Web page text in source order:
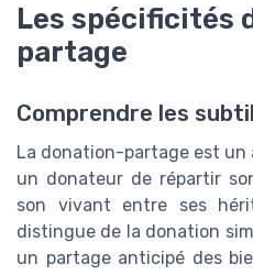
Les spécificités
partage
Comprendre les
La donation-partage est
un donateur de répartir
son vivant entre ses
distingue de la donation
un partage anticipé des